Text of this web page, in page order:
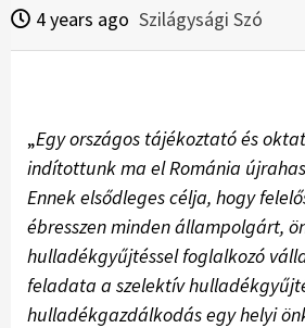
4 years ago Szilágysági Szó
„Egy országos tájékoztató és
indítottunk ma el Románia
Ennek elsődleges célja, hogy
ébresszen minden állampolgárt,
hulladékgyűjtéssel foglalkozó
feladata a szelektív
hulladékgazdálkodás egy helyi